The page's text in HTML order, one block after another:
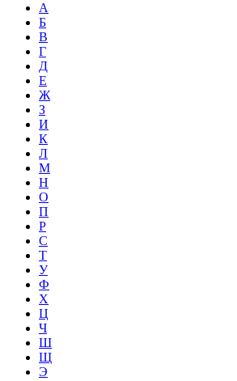
А
Б
В
Г
Д
Е
Ж
З
И
К
Л
М
Н
О
П
Р
С
Т
У
Ф
Х
Ц
Ч
Ш
Щ
Э